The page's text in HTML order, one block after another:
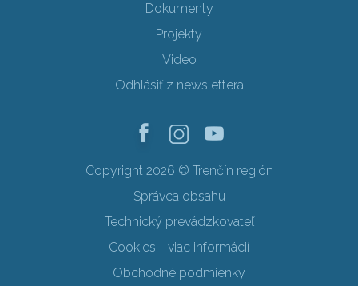
Dokumenty
Projekty
Video
Odhlásiť z newslettera
Copyright 2026 © Trenčín región
Správca obsahu
Technický prevádzkovateľ
Cookies - viac informácií
Obchodné podmienky